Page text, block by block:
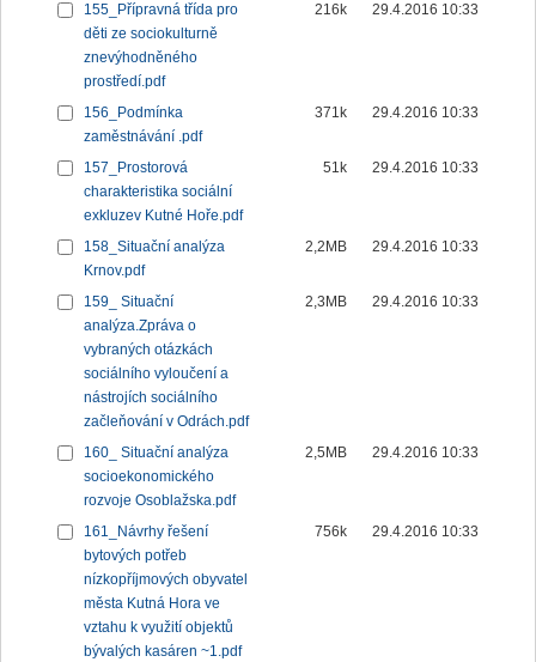
155_Přípravná třída pro
děti ze sociokulturně
znevýhodněného
prostředí.pdf
216k 29.4.2016 10:33
156_Podmínka
zaměstnávání .pdf
371k 29.4.2016 10:33
157_Prostorová
charakteristika sociální
exkluzev Kutné Hoře.pdf
51k 29.4.2016 10:33
158_Situační analýza
Krnov.pdf
2,2MB 29.4.2016 10:33
159_ Situační
analýza.Zpráva o
vybraných otázkách
sociálního vyloučení a
nástrojích sociálního
začleňování v Odrách.pdf
2,3MB 29.4.2016 10:33
160_ Situační analýza
socioekonomického
rozvoje Osoblažska.pdf
2,5MB 29.4.2016 10:33
161_Návrhy řešení
bytových potřeb
nízkopříjmových obyvatel
města Kutná Hora ve
vztahu k využití objektů
bývalých kasáren ~1.pdf
756k 29.4.2016 10:33